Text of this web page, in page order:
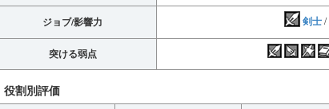
ジョブ/影響力 剣士/
突ける弱点
役割別評価